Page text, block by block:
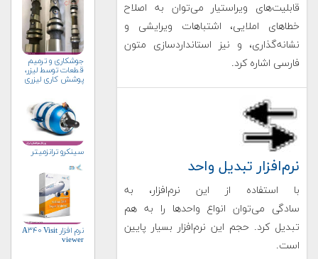
قابلیت‌های ویراستیار می‌توان به اصلاح
خطاهای املایی، اشتباهات ویرایشی و
نشانه‌گذاری، و نیز استانداردسازی متون
فارسی اشاره کرد.
نرم‌افزار تبدیل واحد
با استفاده از این نرم‌افزار، به
سادگی می‌توان انواع واحدها را به هم
تبدیل کرد. حجم این نرم‌افزار بسیار پایین
است.
جوشکاری و ترمیم
قطعات توسط لیزر،
پوشش کاری لیزری
سینکرو ترانزمیتر
نرم افزار A۳۴۰ Visit
viewer